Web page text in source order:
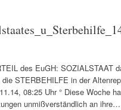
des EuGH: SOZIALSTAAT
STERBEHILFE in der
08:25 Uhr ° Diese Woche
unmißverständlich an ihre…